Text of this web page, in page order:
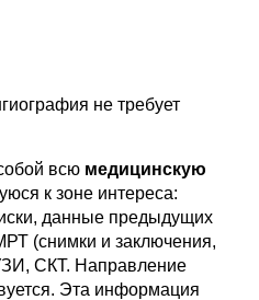
не требует
всю медицинскую
к зоне интереса:
данные предыдущих
(снимки и заключения,
СКТ. Направление
Эта информация